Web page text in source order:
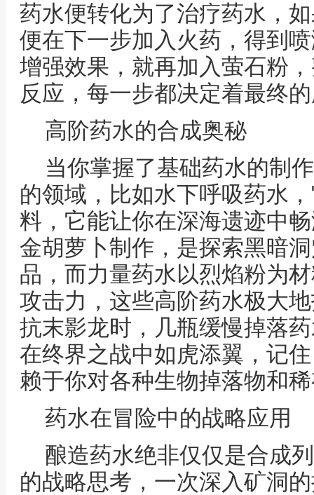
药水便转化为了治疗药水，
便在下一步加入火药，得到
增强效果，就再加入萤石粉
反应，每一步都决定着最终
高阶药水的合成奥秘
当你掌握了基础药水的制
的领域，比如水下呼吸药水
料，它能让你在深海遗迹中
金胡萝卜制作，是探索黑暗
品，而力量药水以烈焰粉为
攻击力，这些高阶药水极大
抗末影龙时，几瓶缓慢掉落
在终界之战中如虎添翼，记
赖于你对各种生物掉落物和
药水在冒险中的战略应用
酿造药水绝非仅仅是合成
的战略思考，一次深入矿洞